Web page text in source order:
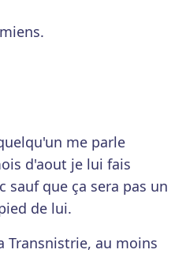
me parle
d'aout je lui fais
sauf que ça sera pas un
de lui.
Transnistrie, au moins